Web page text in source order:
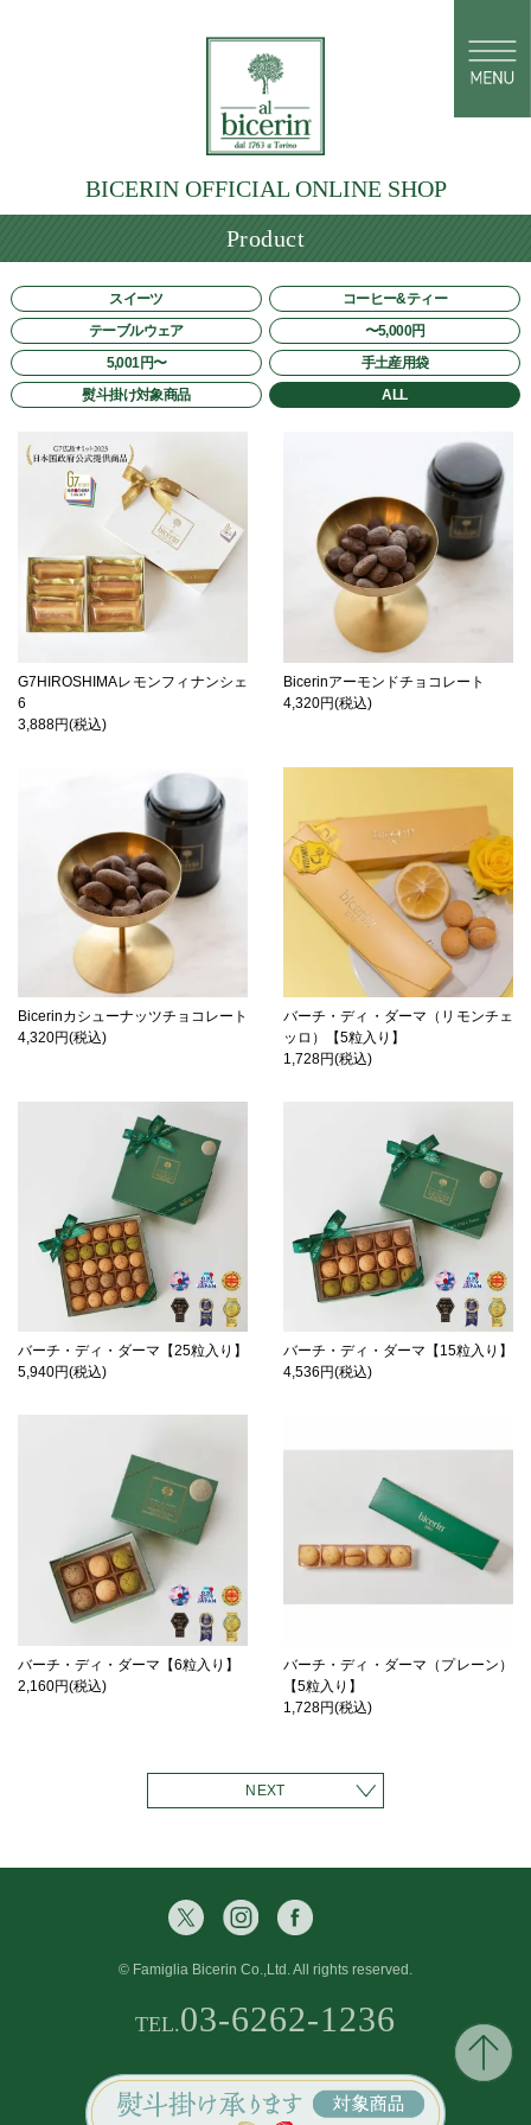
BICERIN OFFICIAL ONLINE SHOP
Product
スイーツ
コーヒー&ティー
テーブルウェア
〜5,000円
5,001円〜
手土産用袋
熨斗掛け対象商品
ALL
G7HIROSHIMAレモンフィナンシェ
6
3,888円(税込)
Bicerinアーモンドチョコレート
4,320円(税込)
Bicerinカシューナッツチョコレート
4,320円(税込)
バーチ・ディ・ダーマ（リモンチェ
ッロ）【5粒入り】
1,728円(税込)
バーチ・ディ・ダーマ【25粒入り】
5,940円(税込)
バーチ・ディ・ダーマ【15粒入り】
4,536円(税込)
バーチ・ディ・ダーマ【6粒入り】
2,160円(税込)
バーチ・ディ・ダーマ（プレーン）
【5粒入り】
1,728円(税込)
NEXT
© Famiglia Bicerin Co.,Ltd. All rights reserved.
TEL.03-6262-1236